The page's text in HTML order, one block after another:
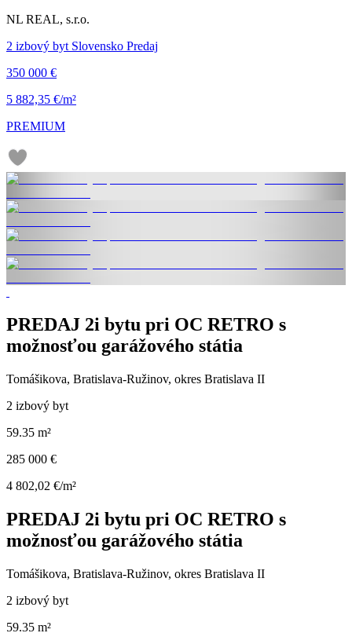
NL REAL, s.r.o.
2 izbový byt Slovensko Predaj
350 000 €
5 882,35 €/m²
PREMIUM
PREDAJ 2i bytu pri OC RETRO s
možnosťou garážového státia
Tomášikova, Bratislava-Ružinov, okres Bratislava II
2 izbový byt
59.35 m²
285 000 €
4 802,02 €/m²
PREDAJ 2i bytu pri OC RETRO s
možnosťou garážového státia
Tomášikova, Bratislava-Ružinov, okres Bratislava II
2 izbový byt
59.35 m²